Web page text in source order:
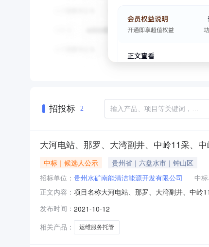
招投标 2
大河电站、那罗、大湾副井、中岭11采、
中标｜候选人公示
贵州省｜六盘水市｜钟山区
招标单位： 贵州水矿南能清洁能源开发有限公司 中标
正文内容： 项目名称大河电站、那罗、大湾副井、中岭
井、中岭11采、中岭12采、汪家寨六座瓦斯
发布时间： 2021-10-12
相关产品：
运维服务托管